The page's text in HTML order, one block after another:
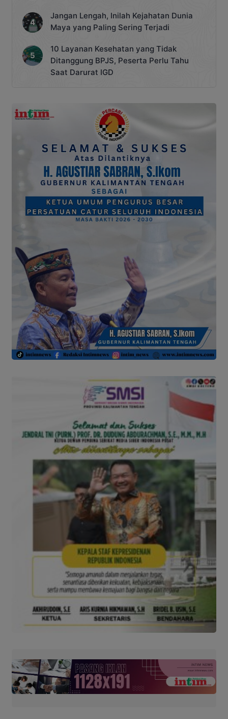
Jangan Lengah, Inilah Kejahatan Dunia
Maya yang Paling Sering Terjadi
10 Layanan Kesehatan yang Tidak
Ditanggung BPJS, Peserta Perlu Tahu
Saat Darurat IGD